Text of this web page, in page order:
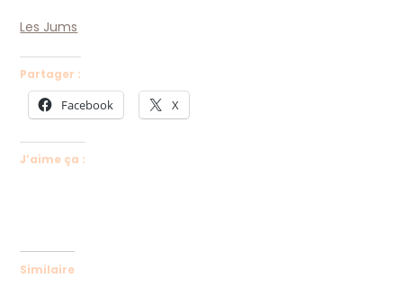
Les Jums
Partager :
Facebook X
J’aime ça :
Similaire